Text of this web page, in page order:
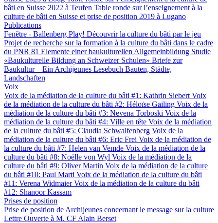
bâti en Suisse 2022 à Teufen Table ronde sur l’enseignement à la
culture de bâti en Suisse et prise de position 2019 à Lugano
Publications
Fenêtre - Ballenberg Play! Découvrir la culture du bâti par le jeu
Projet de recherche sur la formation à la culture du bâti dans le cadre
du PNR 81 Elemente einer baukulturellen Allgemeinbildung Studie
«Baukulturelle Bildung an Schweizer Schulen» Briefe zur
Baukultur – Ein Archijeunes Lesebuch Bauten, Städte,
Landschaften
Voix
Voix de la médiation de la culture du bâti #1: Kathrin Siebert Voix
de la médiation de la culture du bâti #2: Héloïse Gailing Voix de la
médiation de la culture du bâti #3: Nevena Torboski Voix de la
médiation de la culture du bâti #4: Ville en tête Voix de la médiation
de la culture du bâti #5: Claudia Schwalfenberg Voix de la
médiation de la culture du bâti #6: Eric Frei Voix de la médiation de
la culture du bâti #7: Helen van Vemde Voix de la médiation de la
culture du bâti #8: Noëlle von Wyl Voix de la médiation de la
culture du bâti #9: Oliver Martin Voix de la médiation de la culture
du bâti #10: Paul Marti Voix de la médiation de la culture du bâti
#11: Verena WidmaierVoix de la médiation de la culture du bâti
#12: Shanoor Kassam
Prises de position
Prise de position de Archijeunes concernant le message sur la culture
Lettre Ouverte à M. CF Alain Berset